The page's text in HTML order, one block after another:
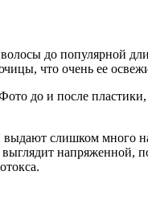
до популярной
что очень ее
выдают слишком много
выглядит напряженной,